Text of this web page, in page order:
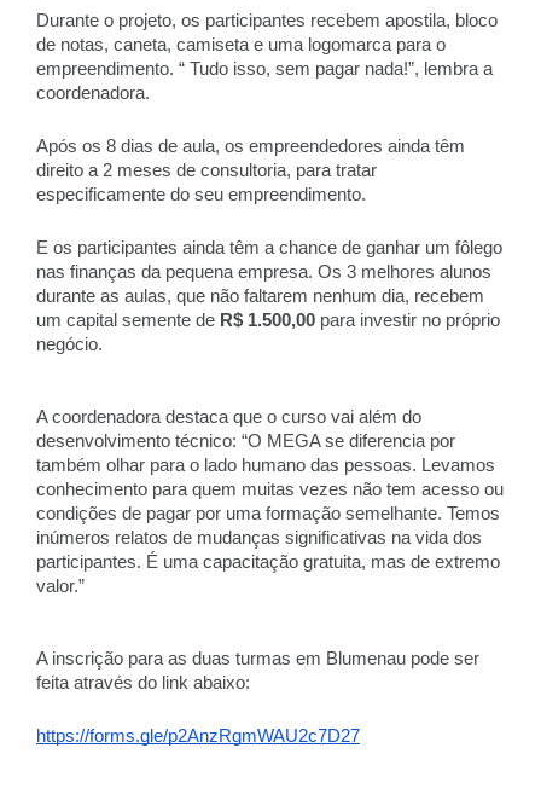
Durante o projeto, os participantes recebem apostila, bloco
de notas, caneta, camiseta e uma logomarca para o
empreendimento. “ Tudo isso, sem pagar nada!”, lembra a
coordenadora.
Após os 8 dias de aula, os empreendedores ainda têm
direito a 2 meses de consultoria, para tratar
especificamente do seu empreendimento.
E os participantes ainda têm a chance de ganhar um fôlego
nas finanças da pequena empresa. Os 3 melhores alunos
durante as aulas, que não faltarem nenhum dia, recebem
um capital semente de R$ 1.500,00 para investir no próprio
negócio.
A coordenadora destaca que o curso vai além do
desenvolvimento técnico: “O MEGA se diferencia por
também olhar para o lado humano das pessoas. Levamos
conhecimento para quem muitas vezes não tem acesso ou
condições de pagar por uma formação semelhante. Temos
inúmeros relatos de mudanças significativas na vida dos
participantes. É uma capacitação gratuita, mas de extremo
valor.”
A inscrição para as duas turmas em Blumenau pode ser
feita através do link abaixo:
https://forms.gle/p2AnzRgmWAU2c7D27